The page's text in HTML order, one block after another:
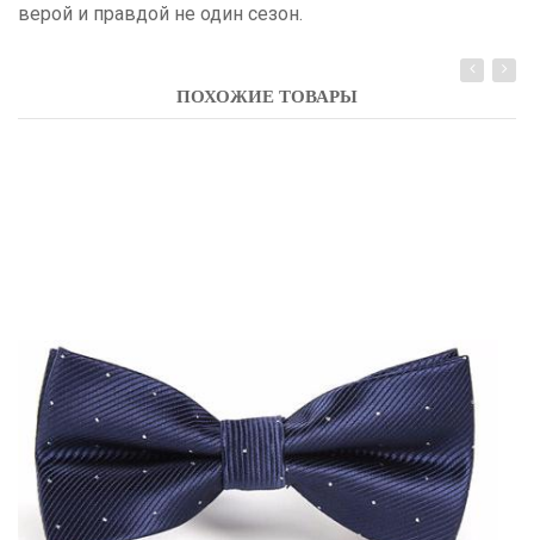
верой и правдой не один сезон.
ПОХОЖИЕ ТОВАРЫ